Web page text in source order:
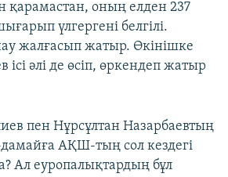
қарамастан, оның елден 237
үлгергені белгілі.
жалғасып жатыр. Өкінішке
ісі әлі де өсіп, өркендеп жатыр
пен Нұрсұлтан Назарбаевтың
АҚШ-тың сол кездегі
Ал еуропалықтардың бұл